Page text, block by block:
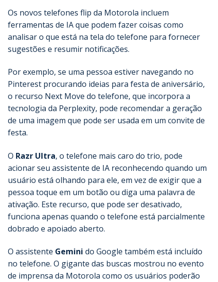
Os novos telefones flip da Motorola incluem
ferramentas de IA que podem fazer coisas como
analisar o que está na tela do telefone para fornecer
sugestões e resumir notificações.
Por exemplo, se uma pessoa estiver navegando no
Pinterest procurando ideias para festa de aniversário,
o recurso Next Move do telefone, que incorpora a
tecnologia da Perplexity, pode recomendar a geração
de uma imagem que pode ser usada em um convite de
festa.
O Razr Ultra, o telefone mais caro do trio, pode
acionar seu assistente de IA reconhecendo quando um
usuário está olhando para ele, em vez de exigir que a
pessoa toque em um botão ou diga uma palavra de
ativação. Este recurso, que pode ser desativado,
funciona apenas quando o telefone está parcialmente
dobrado e apoiado aberto.
O assistente Gemini do Google também está incluído
no telefone. O gigante das buscas mostrou no evento
de imprensa da Motorola como os usuários poderão